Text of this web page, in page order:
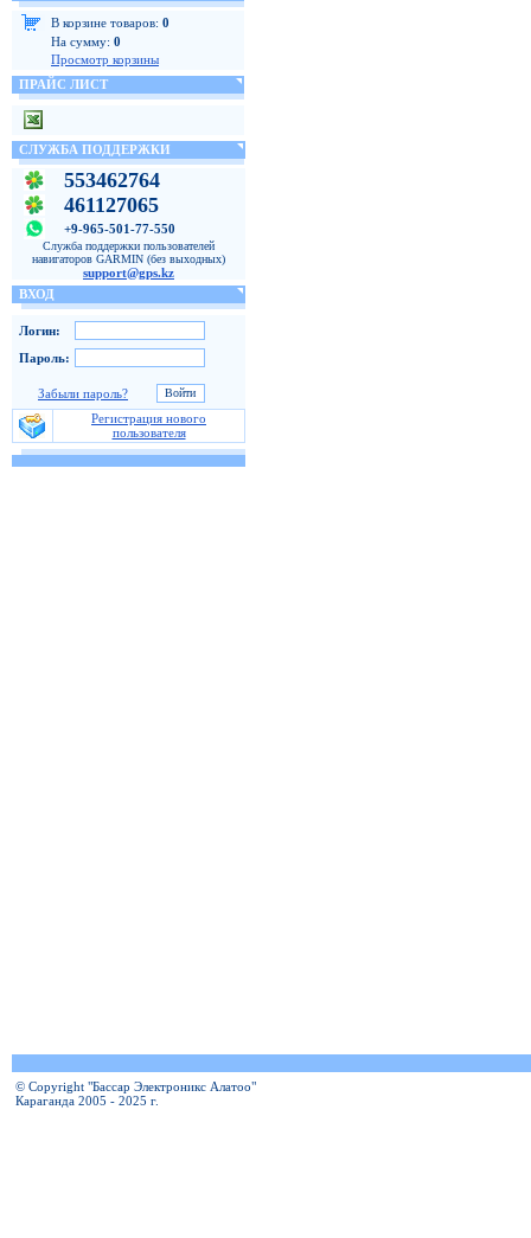
В корзине товаров: 0
На сумму: 0
Просмотр корзины
ПРАЙС ЛИСТ
СЛУЖБА ПОДДЕРЖКИ
553462764
461127065
+9-965-501-77-550
Служба поддержки пользователей
навигаторов GARMIN (без выходных)
support@gps.kz
ВХОД
Логин:
Пароль:
Забыли пароль?
Регистрация нового
пользователя
© Copyright "Бассар Электроникс Алатоо"
Караганда 2005 - 2025 г.